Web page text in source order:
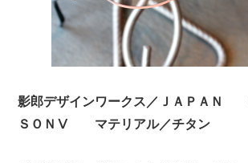
影郎デザインワークス／ＪＡＰＡＮ
ＳＯＮⅤ マテリアル／チタン